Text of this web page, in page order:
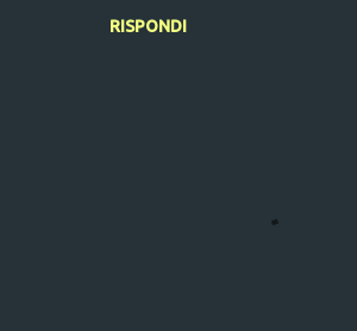
RISPONDI